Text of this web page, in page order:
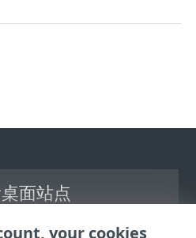
面站点
your cookies